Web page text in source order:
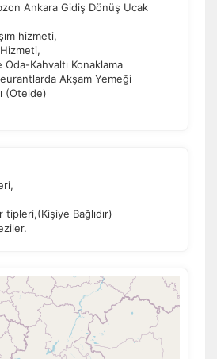
Ankara Gidiş Dönüş Ucak
hizmeti,
Oda-Kahvaltı Konaklama
Akşam Yemeği
(Otelde)
Bağlıdır)